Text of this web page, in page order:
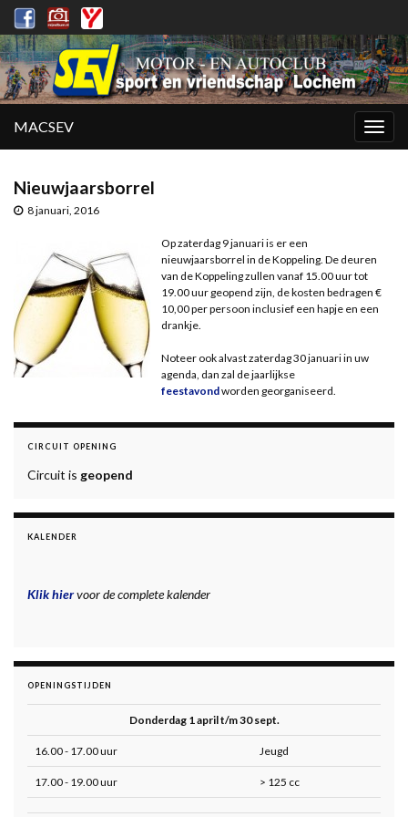
MACSEV
Nieuwjaarsborrel
8 januari, 2016
Op zaterdag 9 januari is er een
nieuwjaarsborrel in de Koppeling. De deuren
van de Koppeling zullen vanaf 15.00 uur tot
19.00 uur geopend zijn, de kosten bedragen €
10,00 per persoon inclusief een hapje en een
drankje.
Noteer ook alvast zaterdag 30 januari in uw
agenda, dan zal de jaarlijkse
feestavondworden georganiseerd.
CIRCUIT OPENING
Circuit is geopend
KALENDER
Klik hiervoor de complete kalender
OPENINGSTIJDEN
Donderdag 1 april t/m 30 sept.
16.00 - 17.00 uur Jeugd
17.00 - 19.00 uur > 125 cc